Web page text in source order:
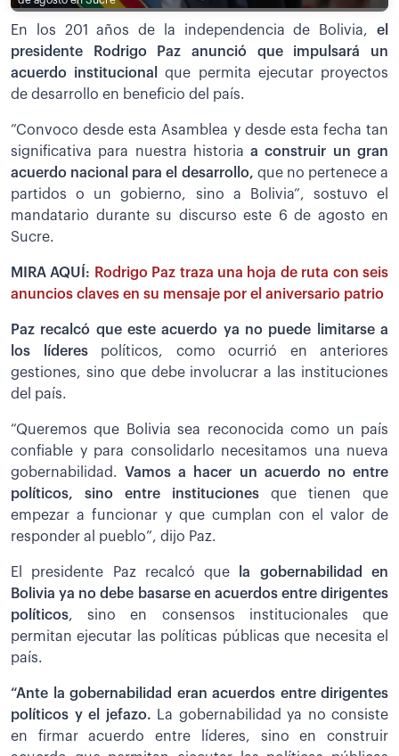
En los 201 años de la independencia de Bolivia, el
presidente Rodrigo Paz anunció que impulsará un
acuerdo institucional
que permita ejecutar proyectos
de desarrollo en beneficio del país.
”Convoco desde esta Asamblea y desde esta fecha tan
significativa para nuestra historiaa construir un gran
acuerdo nacional para el desarrollo, que no pertenece a
partidos o un gobierno, sino a Bolivia”, sostuvo el
mandatario durante su discurso este 6 de agosto en
Sucre.
MIRA AQUÍ: Rodrigo Paz traza una hoja de ruta con seis
anuncios claves en su mensaje por el aniversario patrio
Paz recalcó que este acuerdo ya no puede limitarse a
los líderespolíticos, como ocurrió en anteriores
gestiones, sino que debe involucrar a las instituciones
del país.
“Queremos que Bolivia sea reconocida como un país
confiable y para consolidarlo necesitamos una nueva
gobernabilidad.
Vamos a hacer un acuerdo no entre
políticos, sino entre instituciones que tienen que
empezar a funcionar y que cumplan con el valor de
responder al pueblo”, dijo Paz.
El presidente Paz recalcó que la gobernabilidad en
Bolivia ya no debe basarse en acuerdos entre dirigentes
políticos, sino en consensos institucionales que
permitan ejecutar las políticas públicas que necesita el
país.
“Ante la gobernabilidad eran acuerdos entre dirigentes
políticos y el jefazo. La gobernabilidad ya no consiste
en firmar acuerdo entre líderes, sino en construir